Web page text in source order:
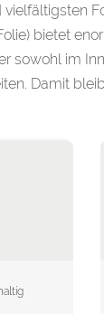
bietet
sowohl im
Damit